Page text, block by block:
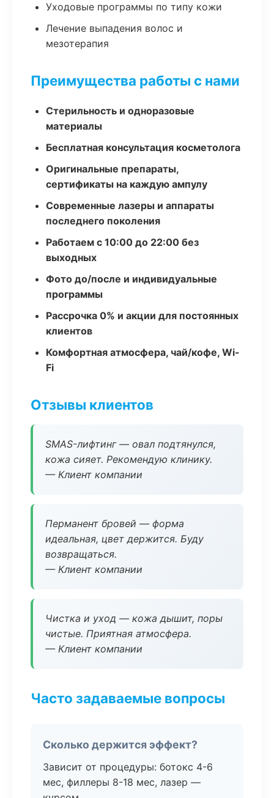
Уходовые программы по типу кожи
Лечение выпадения волос и
мезотерапия
Преимущества работы с нами
Стерильность и одноразовые
материалы
Бесплатная консультация косметолога
Оригинальные препараты,
сертификаты на каждую ампулу
Современные лазеры и аппараты
последнего поколения
Работаем с 10:00 до 22:00 без
выходных
Фото до/после и индивидуальные
программы
Рассрочка 0% и акции для постоянных
клиентов
Комфортная атмосфера, чай/кофе, Wi-
Fi
Отзывы клиентов
SMAS-лифтинг — овал подтянулся,
кожа сияет. Рекомендую клинику.
— Клиент компании
Перманент бровей — форма
идеальная, цвет держится. Буду
возвращаться.
— Клиент компании
Чистка и уход — кожа дышит, поры
чистые. Приятная атмосфера.
— Клиент компании
Часто задаваемые вопросы
Сколько держится эффект?
Зависит от процедуры: ботокс 4-6
мес, филлеры 8-18 мес, лазер —